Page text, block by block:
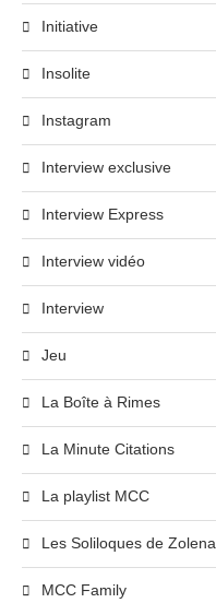
Initiative
Insolite
Instagram
Interview exclusive
Interview Express
Interview vidéo
Interview
Jeu
La Boîte à Rimes
La Minute Citations
La playlist MCC
Les Soliloques de Zolena
MCC Family